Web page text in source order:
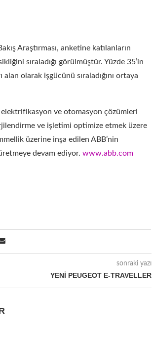
Araştırması, anketine katılanların
sıraladığı görülmüştür. Yüzde 35’in
olarak işgücünü sıraladığını ortaya
ve otomasyon çözümleri
ve işletimi optimize etmek üzere
üzerine inşa edilen ABB’nin
devam ediyor. www.abb.com
sonraki yazı
YENİ PEUGEOT E-TRAVELLER